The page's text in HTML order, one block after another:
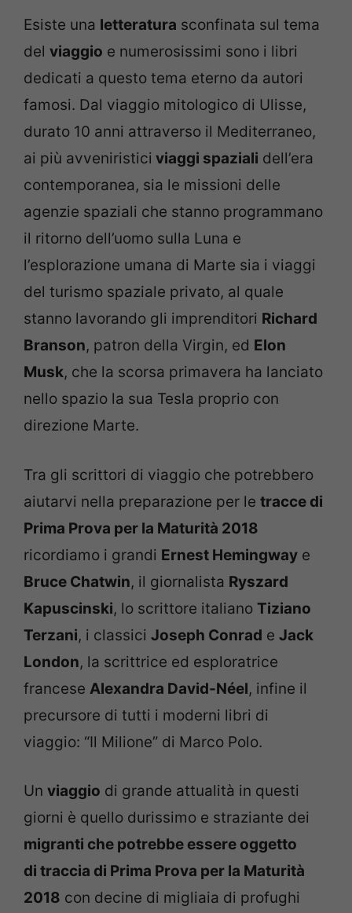
Esiste una letteratura sconfinata sul tema
del viaggio e numerosissimi sono i libri
dedicati a questo tema eterno da autori
famosi. Dal viaggio mitologico di Ulisse,
durato 10 anni attraverso il Mediterraneo,
ai più avveniristici viaggi spaziali dell’era
contemporanea, sia le missioni delle
agenzie spaziali che stanno programmano
il ritorno dell’uomo sulla Luna e
l’esplorazione umana di Marte sia i viaggi
del turismo spaziale privato, al quale
stanno lavorando gli imprenditori Richard
Branson, patron della Virgin, ed Elon
Musk, che la scorsa primavera ha lanciato
nello spazio la sua Tesla proprio con
direzione Marte.
Tra gli scrittori di viaggio che potrebbero
aiutarvi nella preparazione per le tracce di
Prima Prova per la Maturità 2018
ricordiamo i grandi Ernest Hemingway e
Bruce Chatwin, il giornalista Ryszard
Kapuscinski, lo scrittore italiano Tiziano
Terzani, i classici Joseph Conrad e Jack
London, la scrittrice ed esploratrice
francese Alexandra David-Néel, infine il
precursore di tutti i moderni libri di
viaggio: “Il Milione” di Marco Polo.
Un viaggio di grande attualità in questi
giorni è quello durissimo e straziante dei
migranti che potrebbe essere oggetto
di traccia di Prima Prova per la Maturità
2018 con decine di migliaia di profughi